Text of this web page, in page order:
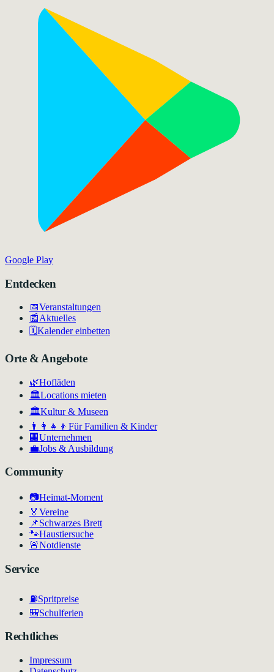
Google Play
Entdecken
📅Veranstaltungen
📰Aktuelles
🗓️Kalender einbetten
Orte & Angebote
🌿Hofläden
🏛️Locations mieten
🏛Kultur & Museen
👨‍👩‍👧‍👦 Für Familien & Kinder
🏢 Unternehmen
💼Jobs & Ausbildung
Community
📷Heimat-Moment
🏅 Vereine
📌Schwarzes Brett
🐾Haustiersuche
🚨Notdienste
Service
⛽Spritpreise
🎒Schulferien
Rechtliches
Impressum